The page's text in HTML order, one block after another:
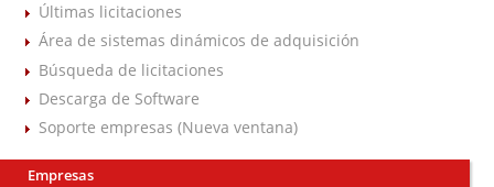
Últimas licitaciones
Área de sistemas dinámicos de adquisición
Búsqueda de licitaciones
Descarga de Software
Soporte empresas (Nueva ventana)
Empresas